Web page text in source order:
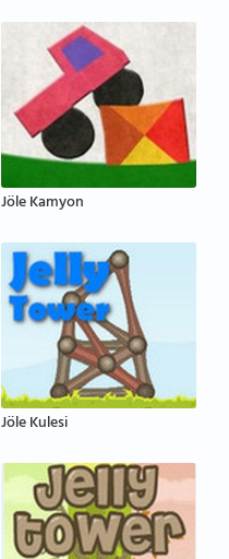
Jöle Kamyon
Jöle Kulesi